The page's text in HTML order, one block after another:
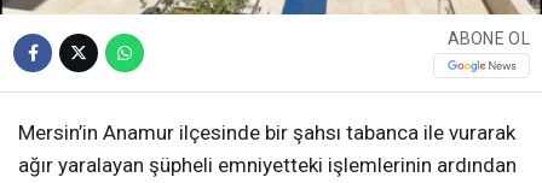
ABONE OL
Mersin’in Anamur ilçesinde bir şahsı tabanca ile vurarak
ağır yaralayan şüpheli emniyetteki işlemlerinin ardından